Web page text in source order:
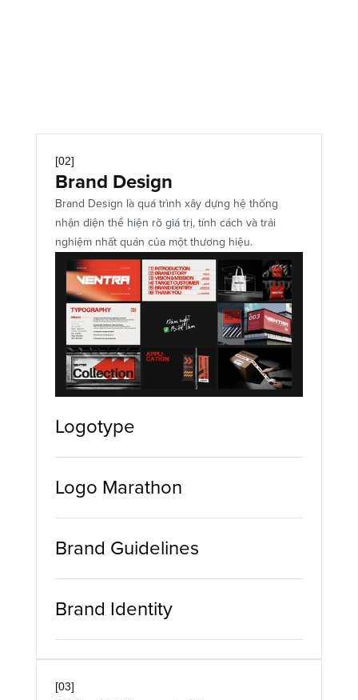
Print Design
[02]
Brand Design
Brand Design là quá trình xây dựng hệ thống
nhận diện thể hiện rõ giá trị, tính cách và trải
nghiệm nhất quán của một thương hiệu.
Logotype
Logo Marathon
Brand Guidelines
Brand Identity
[03]